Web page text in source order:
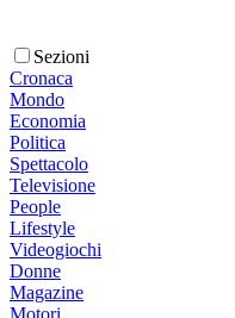
Sezioni
Cronaca
Mondo
Economia
Politica
Spettacolo
Televisione
People
Lifestyle
Videogiochi
Donne
Magazine